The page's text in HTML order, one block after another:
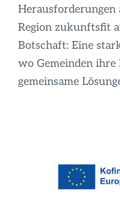
Herausforderungen
Region zukunftsfit
Botschaft: Eine
wo Gemeinden
gemeinsame